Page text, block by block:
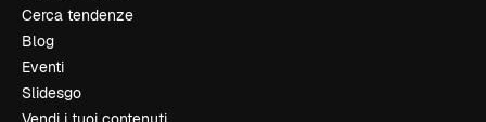
Cerca tendenze
Blog
Eventi
Slidesgo